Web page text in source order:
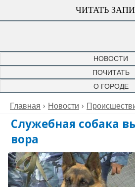
ЧИТАТЬ
НОВОСТИ
ПОЧИТАТЬ
О ГОРОДЕ
Главная Новости
Служебная собака
вора